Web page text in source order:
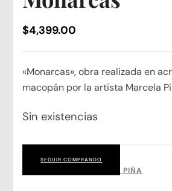
$4,399.00
«Monarcas», obra realizada en
macopán por la artista Marcela
Sin existencias
SEGUIR COMPRANDO
MARCELA PIÑA